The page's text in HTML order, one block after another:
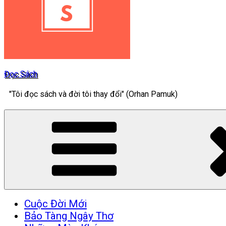
Đọc Sách
"Tôi đọc sách và đời tôi thay đổi" (Orhan Pamuk)
Cuộc Đời Mới
Bảo Tàng Ngây Thơ